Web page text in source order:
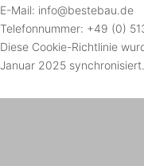
E-Mail: info@bestebau.de
Telefonnummer: +49 (0)
Diese Cookie-Richtlinie
Januar 2025 synchronisiert.